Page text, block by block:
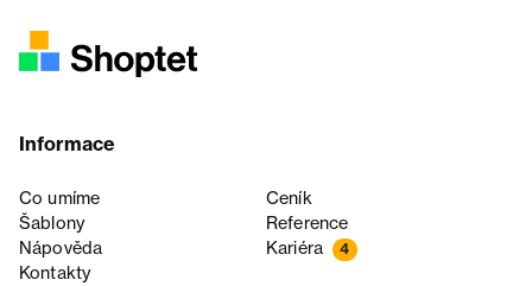
Informace
Co umíme
Ceník
Šablony
Reference
Nápověda
Kariéra 4
Kontakty